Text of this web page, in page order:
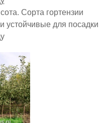
Сорта гортензии
устойчивые для посадки